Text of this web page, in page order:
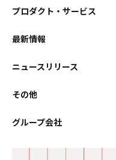
プロダクト・サービス
最新情報
ニュースリリース
その他
グループ会社